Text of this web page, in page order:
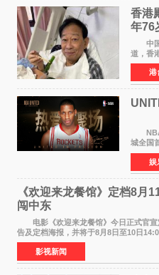
香港
年76
中国
道，香
月5日
露，黎
持续衰
港
NBA
城全国
爱
州正弘
娱
《欢迎来龙餐馆》定档8月
闯中东
电影《欢迎来龙餐馆》今日正式官宣
告及定档海报，并将于8月8日至10日
食大片，影片讲述的是中国厨师徐福（沈
影视新闻